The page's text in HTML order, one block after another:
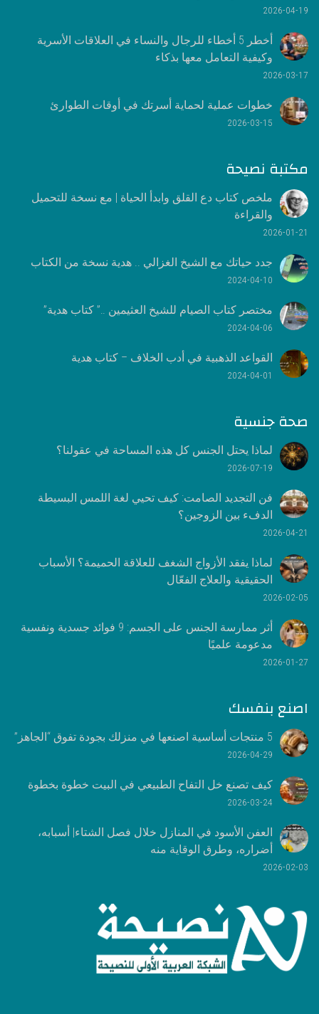
2026-04-19
أخطر 5 أخطاء للرجال والنساء في العلاقات الأسرية
وكيفية التعامل معها بذكاء
2026-03-17
خطوات عملية لحماية أسرتك في أوقات الطوارئ
2026-03-15
مكتبة نصيحة
ملخص كتاب دع القلق وابدأ الحياة | مع نسخة للتحميل
والقراءة
2026-01-21
جدد حياتك مع الشيخ الغزالي .. هدية نسخة من الكتاب
2024-04-10
مختصر كتاب الصيام للشيخ العثيمين ..” كتاب هدية”
2024-04-06
القواعد الذهبية في أدب الخلاف – كتاب هدية
2024-04-01
صحة جنسية
لماذا يحتل الجنس كل هذه المساحة في عقولنا؟
2026-07-19
فن التجديد الصامت: كيف تحيي لغة اللمس البسيطة
الدفء بين الزوجين؟
2026-04-21
لماذا يفقد الأزواج الشغف للعلاقة الحميمة؟ الأسباب
الحقيقية والعلاج الفعّال
2026-02-05
أثر ممارسة الجنس على الجسم: 9 فوائد جسدية ونفسية
مدعومة علميًا
2026-01-27
اصنع بنفسك
5 منتجات أساسية اصنعها في منزلك بجودة تفوق “الجاهز”
2026-04-29
كيف تصنع خل التفاح الطبيعي في البيت خطوة بخطوة
2026-03-24
العفن الأسود في المنازل خلال فصل الشتاء| أسبابه،
أضراره، وطرق الوقاية منه
2026-02-03